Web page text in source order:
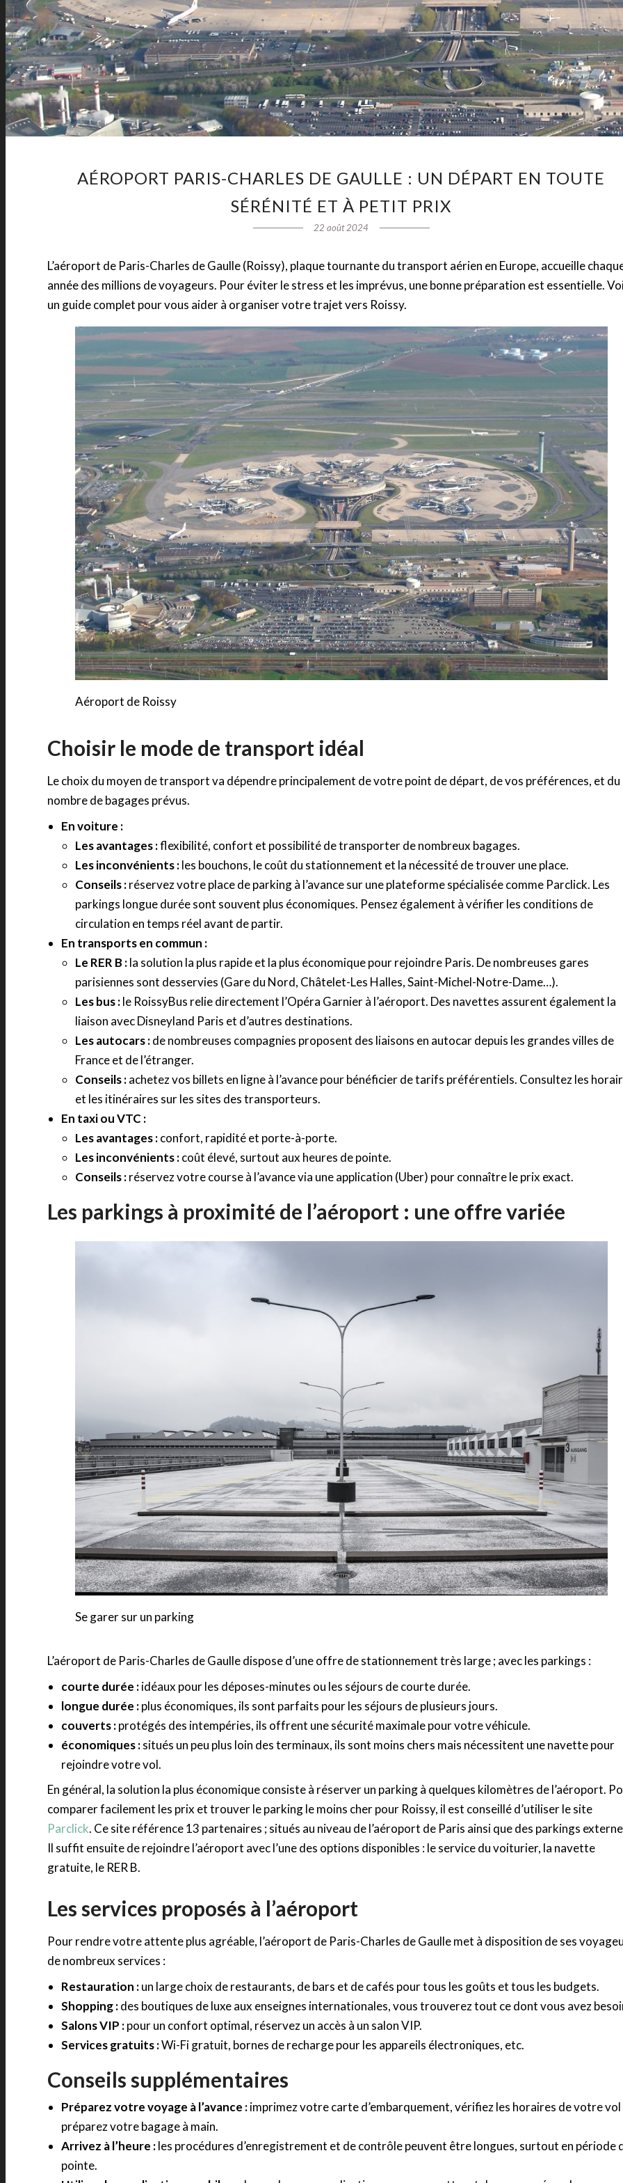
AÉROPORT PARIS-CHARLES DE GAULLE : UN DÉPART EN TOUTE
SÉRÉNITÉ ET À PETIT PRIX
22 août 2024
L’aéroport de Paris-Charles de Gaulle (Roissy), plaque tournante du transport aérien en Europe, accueille
année des millions de voyageurs. Pour éviter le stress et les imprévus, une bonne préparation est essentielle.
un guide complet pour vous aider à organiser votre trajet vers Roissy.
Aéroport de Roissy
Choisir le mode de transport idéal
Le choix du moyen de transport va dépendre principalement de votre point de départ, de vos préférences, et du
nombre de bagages prévus.
En voiture :
Les avantages :flexibilité, confort et possibilité de transporter de nombreux bagages.
Les inconvénients :les bouchons, le coût du stationnement et la nécessité de trouver une place.
Conseils :réservez votre place de parking à l’avance sur une plateforme spécialisée comme Parclick. Les
parkings longue durée sont souvent plus économiques. Pensez également à vérifier les conditions de
circulation en temps réel avant de partir.
En transports en commun :
Le RER B :la solution la plus rapide et la plus économique pour rejoindre Paris. De nombreuses gares
parisiennes sont desservies (Gare du Nord, Châtelet-Les Halles, Saint-Michel-Notre-Dame…).
Les bus :le RoissyBus relie directement l’Opéra Garnier à l’aéroport. Des navettes assurent également la
liaison avec Disneyland Paris et d’autres destinations.
Les autocars :de nombreuses compagnies proposent des liaisons en autocar depuis les grandes villes de
France et de l’étranger.
Conseils :achetez vos billets en ligne à l’avance pour bénéficier de tarifs préférentiels. Consultez les
et les itinéraires sur les sites des transporteurs.
En taxi ou VTC :
Les avantages :confort, rapidité et porte-à-porte.
Les inconvénients :coût élevé, surtout aux heures de pointe.
Conseils :réservez votre course à l’avance via une application (Uber) pour connaître le prix exact.
Les parkings à proximité de l’aéroport : une offre variée
Se garer sur un parking
L’aéroport de Paris-Charles de Gaulle dispose d’une offre de stationnement très large ; avec les parkings :
courte durée :idéaux pour les déposes-minutes ou les séjours de courte durée.
longue durée :plus économiques, ils sont parfaits pour les séjours de plusieurs jours.
couverts :protégés des intempéries, ils offrent une sécurité maximale pour votre véhicule.
économiques :situés un peu plus loin des terminaux, ils sont moins chers mais nécessitent une navette pour
rejoindre votre vol.
En général, la solution la plus économique consiste à réserver un parking à quelques kilomètres de l’aéroport.
comparer facilement les prix et trouver le parking le moins cher pour Roissy, il est conseillé d’utiliser le site
Parclick. Ce site référence 13 partenaires ; situés au niveau de l’aéroport de Paris ainsi que des parkings
Il suffit ensuite de rejoindre l’aéroport avec l’une des options disponibles : le service du voiturier, la navette
gratuite, le RER B.
Les services proposés à l’aéroport
Pour rendre votre attente plus agréable, l’aéroport de Paris-Charles de Gaulle met à disposition de ses
de nombreux services :
Restauration :un large choix de restaurants, de bars et de cafés pour tous les goûts et tous les budgets.
Shopping :des boutiques de luxe aux enseignes internationales, vous trouverez tout ce dont vous avez
Salons VIP :pour un confort optimal, réservez un accès à un salon VIP.
Services gratuits :Wi-Fi gratuit, bornes de recharge pour les appareils électroniques, etc.
Conseils supplémentaires
Préparez votre voyage à l’avance :imprimez votre carte d’embarquement, vérifiez les horaires de votre
préparez votre bagage à main.
Arrivez à l’heure :les procédures d’enregistrement et de contrôle peuvent être longues, surtout en période
pointe.